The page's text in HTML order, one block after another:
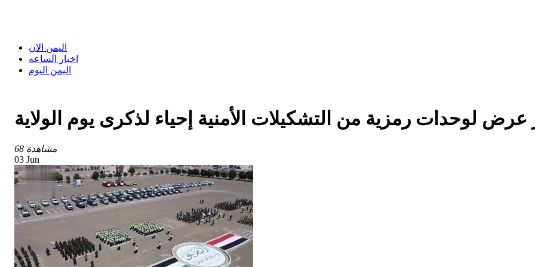
اليمن الان
اخبار الساعه
اليمن اليوم
عرض لوحدات رمزية من التشكيلات الأمنية إحياء لذكرى يوم الولاية
68 مشاهدة
03 Jun